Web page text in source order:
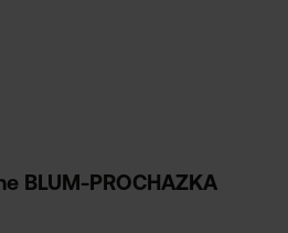
BLUM-PROCHAZKA